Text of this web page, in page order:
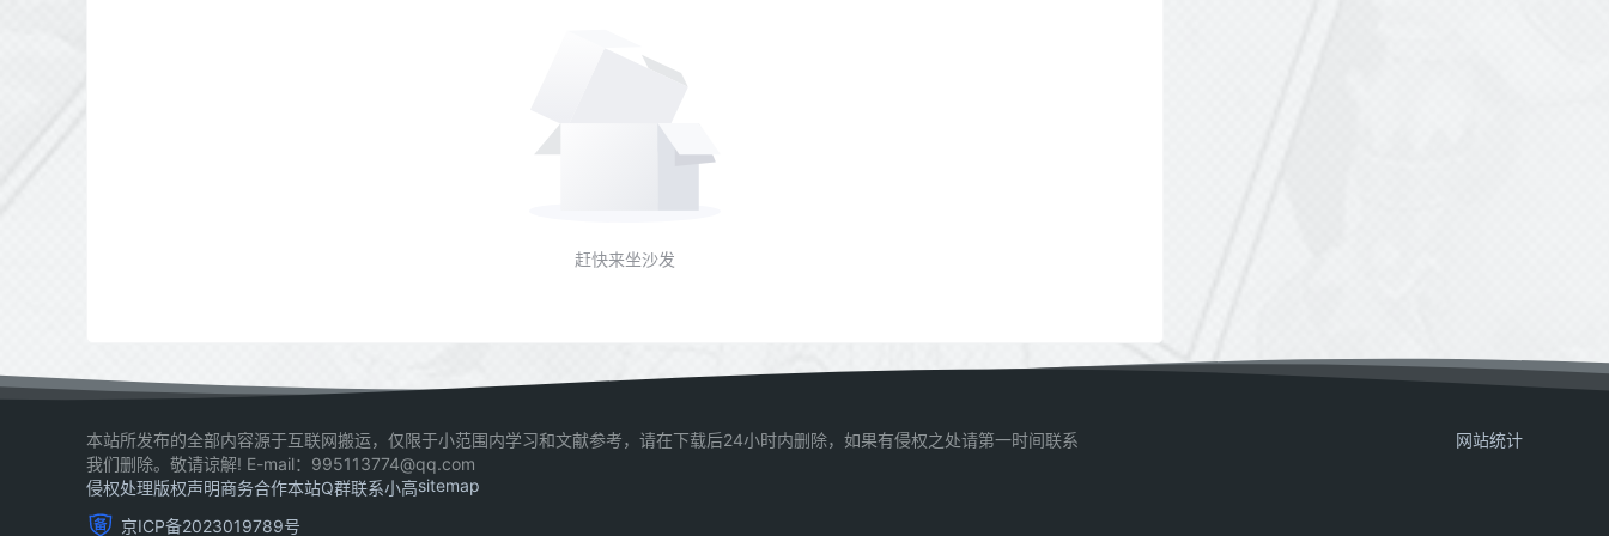
赶快来坐沙发
本站所发布的全部内容源于互联网搬运，仅限于小范围内学习和文献参考，请在下载后24小时内删除，如果有侵权之处请第一时间联系
我们删除。敬请谅解! E-mail：995113774@qq.com
侵权处理版权声明商务合作本站Q群联系小高sitemap
京ICP备2023019789号
网站统计